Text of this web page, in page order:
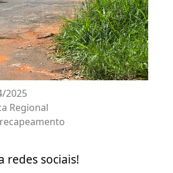
2025
Regional
recapeamento
redes sociais!